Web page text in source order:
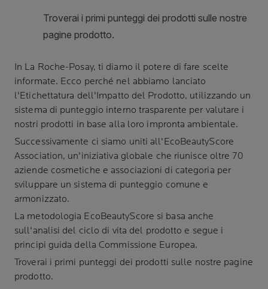
In La Roche-Posay, ti diamo il potere di fare scelte
informate. Ecco perché nel abbiamo lanciato
l'Etichettatura dell'Impatto del Prodotto, utilizzando un
sistema di punteggio interno trasparente per valutare i
nostri prodotti in base alla loro impronta ambientale.
Successivamente ci siamo uniti all'EcoBeautyScore
Association, un'iniziativa globale che riunisce oltre 70
aziende cosmetiche e associazioni di categoria per
sviluppare un sistema di punteggio comune e
armonizzato.
La metodologia EcoBeautyScore si basa anche
sull'analisi del ciclo di vita del prodotto e segue i
principi guida della Commissione Europea.
Troverai i primi punteggi dei prodotti sulle nostre pagine
prodotto.